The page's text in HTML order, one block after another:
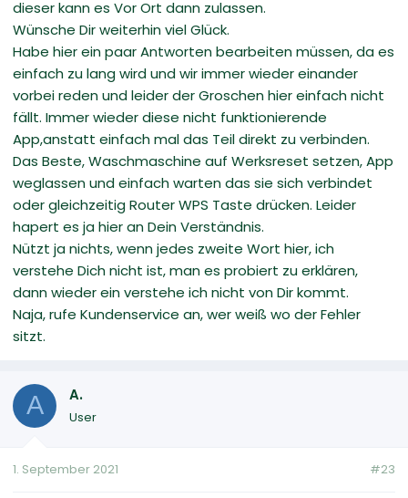
dieser kann es Vor Ort dann zulassen.
Wünsche Dir weiterhin viel Glück.
Habe hier ein paar Antworten bearbeiten müssen, da es
einfach zu lang wird und wir immer wieder einander
vorbei reden und leider der Groschen hier einfach nicht
fällt. Immer wieder diese nicht funktionierende
App,anstatt einfach mal das Teil direkt zu verbinden.
Das Beste, Waschmaschine auf Werksreset setzen, App
weglassen und einfach warten das sie sich verbindet
oder gleichzeitig Router WPS Taste drücken. Leider
hapert es ja hier an Dein Verständnis.
Nützt ja nichts, wenn jedes zweite Wort hier, ich
verstehe Dich nicht ist, man es probiert zu erklären,
dann wieder ein verstehe ich nicht von Dir kommt.
Naja, rufe Kundenservice an, wer weiß wo der Fehler
sitzt.
A A.
User
1. September 2021 #23